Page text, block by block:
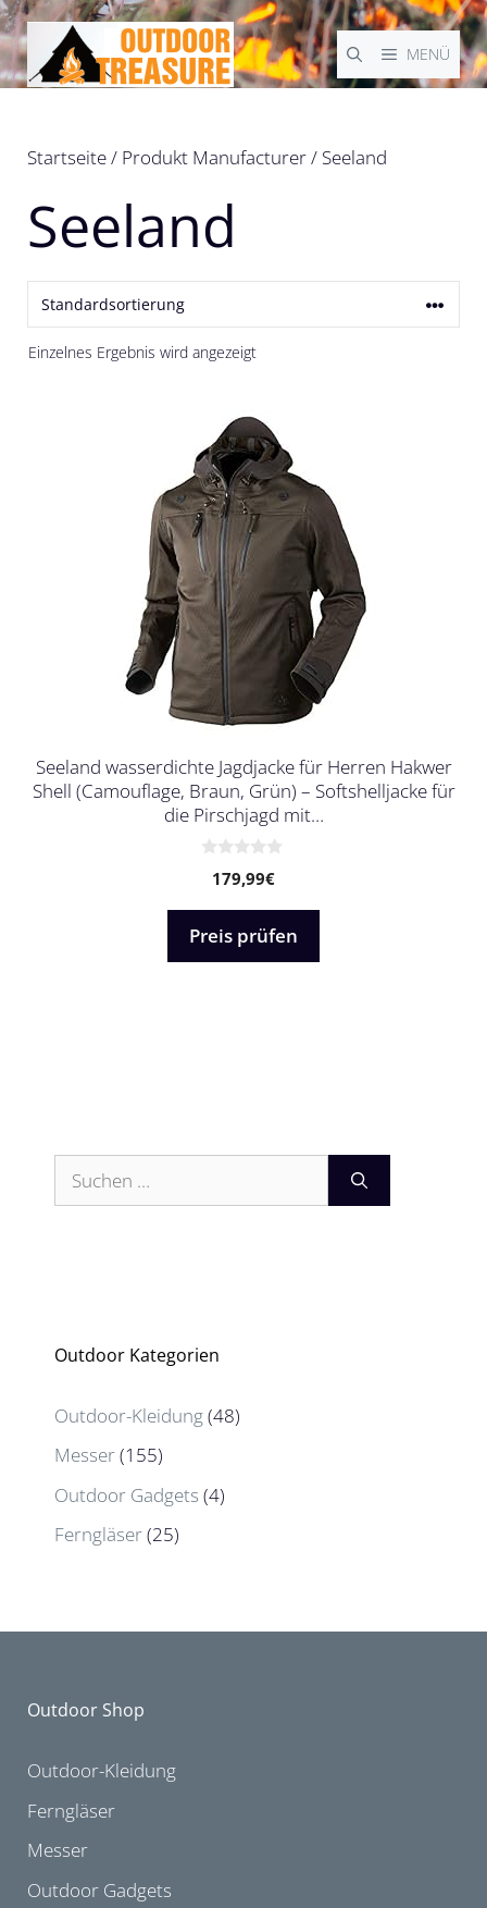
Zum
Inhalt
springen
MENÜ
Startseite/ Produkt Manufacturer / Seeland
Seeland
Einzelnes Ergebnis wird angezeigt
Seeland wasserdichte Jagdjacke für Herren Hakwer
Shell (Camouflage, Braun, Grün) – Softshelljacke für
die Pirschjagd mit…
n
5
179,99€
Preis prüfen
Suchen
Outdoor Kategorien
Outdoor-Kleidung(48)
Messer(155)
Outdoor Gadgets (4)
Ferngläser(25)
Outdoor Shop
Outdoor-Kleidung
Ferngläser
Messer
Outdoor Gadgets